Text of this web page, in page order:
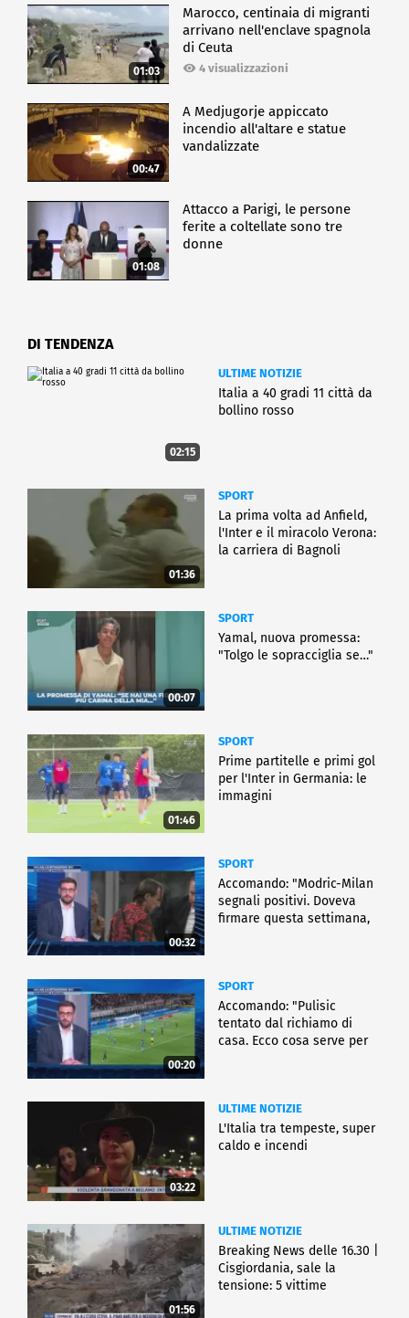
01:03
Marocco, centinaia di migranti
arrivano nell'enclave spagnola
di Ceuta
4 visualizzazioni
00:47
A Medjugorje appiccato
incendio all'altare e statue
vandalizzate
01:08
Attacco a Parigi, le persone
ferite a coltellate sono tre
donne
DI TENDENZA
02:15
ULTIME NOTIZIE
Italia a 40 gradi 11 città da
bollino rosso
01:36
SPORT
La prima volta ad Anfield,
l'Inter e il miracolo Verona:
la carriera di Bagnoli
00:07
SPORT
Yamal, nuova promessa:
"Tolgo le sopracciglia se…"
01:46
SPORT
Prime partitelle e primi gol
per l'Inter in Germania: le
immagini
00:32
SPORT
Accomando: "Modric-Milan
segnali positivi. Doveva
firmare questa settimana,
00:20
SPORT
Accomando: "Pulisic
tentato dal richiamo di
casa. Ecco cosa serve per
03:22
ULTIME NOTIZIE
L'Italia tra tempeste, super
caldo e incendi
01:56
ULTIME NOTIZIE
Breaking News delle 16.30 |
Cisgiordania, sale la
tensione: 5 vittime